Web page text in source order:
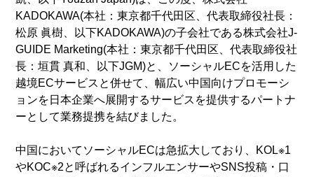
KADOKAWA(本社：東京都千代田区、代表取締役社長：
松原 眞樹、以下KADOKAWA)の子会社である株式会社J-
GUIDE Marketing(本社：東京都千代田区、代表取締役社
長：垣貫 真和、以下JGM)と、ソーシャルECを活用した
越境ECサービスと併せて、幅広い中国向けプロモーシ
ョンを日本企業へ展開するサービスを提供するパートナ
ーとして業務提携を結びました。
中国においてソーシャルECは急拡大しており、KOL※1
やKOC※2と呼ばれるインフルエンサーやSNS投稿・口